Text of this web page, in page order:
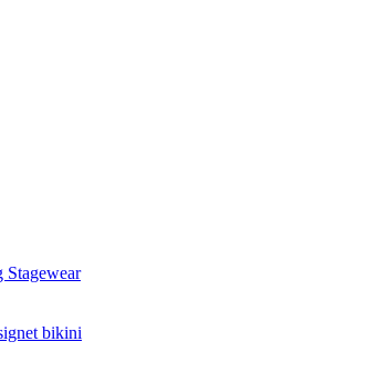
Stagewear
bikini